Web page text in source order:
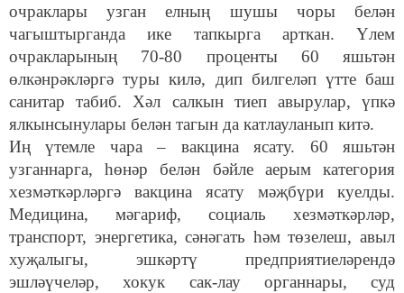
очраклары узган елның шушы чоры белән
чагыштырганда ике тапкырга арткан. Үлем
очракларының 70-80 проценты 60 яшьтән
өлкәнрәкләргә туры килә, дип билгеләп үтте баш
санитар табиб. Хәл салкын тиеп авырулар, үпкә
ялкынсынулары белән тагын да катлауланып китә.
Иң үтемле чара – вакцина ясату. 60 яшьтән
узганнарга, һөнәр белән бәйле аерым категория
хезмәткәрләргә вакцина ясату мәҗбүри куелды.
Медицина, мәгариф, социаль хезмәткәрләр,
транспорт, энергетика, сәнәгать һәм төзелеш, авыл
хуҗалыгы, эшкәртү предприятиеләрендә
эшләүчеләр, хокук сак-лау органнары, суд